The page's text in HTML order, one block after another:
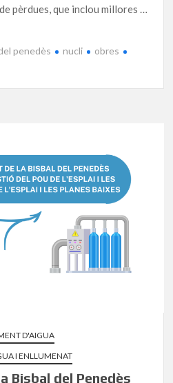
pèrdues, que inclou millores …
penedès nucli
obres
D'AIGUA
I ENLLUMENAT
Bisbal del Penedès